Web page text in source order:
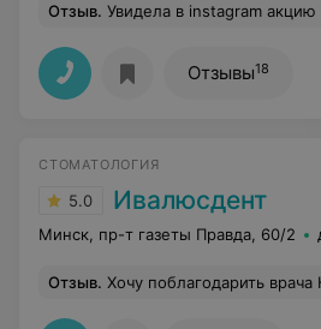
Отзыв. Увидела в instagram акцию на гигиену полости рта в стоматологии Звезда Стом и
Отзывы18
СТОМАТОЛОГИЯ
5.0 Ивалюсдент
Минск, пр-т газеты Правда, 60/2
Отзыв. Хочу поблагодарить врача Купрейчик Наталью Алексеевну за мои два зубика и персонал за внимание. Скрошился передний зуб из за глубокого кариеса. Нужно было в течении вечера полечить, т.к. работаю с клиентами.